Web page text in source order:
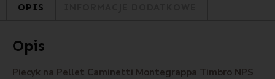
OPIS
Opis
Piecyk na Pellet Caminetti Montegrappa Timbro NPS